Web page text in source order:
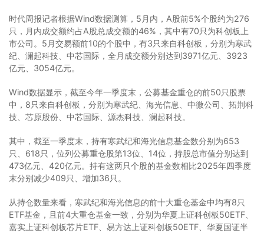
时代周报记者根据Wind数据测算，5月内，A股前5%个股约为276
只，月内成交额约占A股总成交额的46%，其中有70只为科创板上
市公司。5月交易额前10的个股中，有3只来自科创板，分别为寒武
纪、澜起科技、中芯国际，全月成交额分别达到3971亿元、3923
亿元、3054亿元。
Wind数据显示，截至今年一季度末，公募基金重仓的前50只股票
中，8只来自科创板，分别为寒武纪、海光信息、中微公司、拓荆科
技、芯原股份、中芯国际、源杰科技、澜起科技。
其中，截至一季度末，持有寒武纪和海光信息基金数分别为653
只、618只，位列公募重仓股第13位、14位，持股总市值分别达到
473亿元、420亿元。持有这两只个股的基金数相比2025年四季度
末分别减少409只、增加36只。
从持仓数量来看，寒武纪和海光信息的前十大重仓基金中均有8只
ETF基金，且前4大重仓基金一致，分别为华夏上证科创板50ETF、
嘉实上证科创板芯片ETF、易方达上证科创板50ETF、华夏国证半